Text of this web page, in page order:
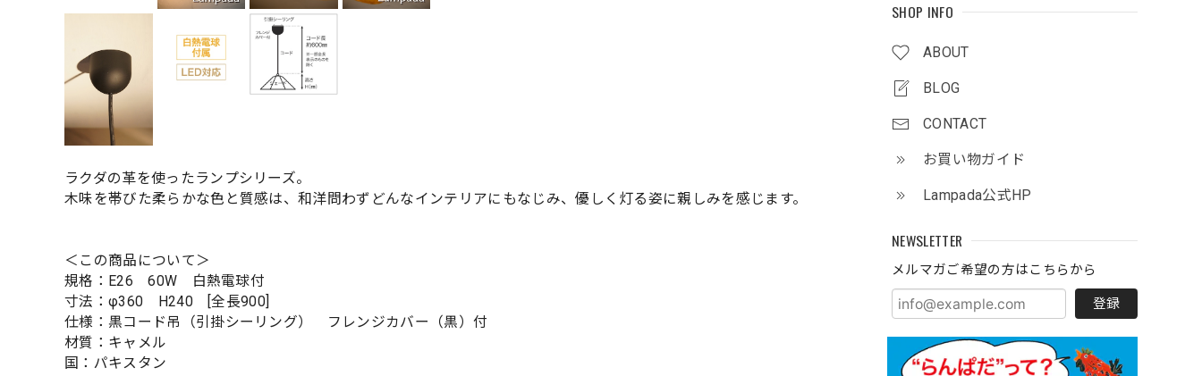
SHOP INFO
ABOUT
BLOG
CONTACT
お買い物ガイド
Lampada公式HP
NEWSLETTER
メルマガご希望の方はこちらから
登録
ラクダの革を使ったランプシリーズ。
木味を帯びた柔らかな色と質感は、和洋問わずどんなインテリアにもなじみ、優しく灯る姿に親しみを感じます。
＜この商品について＞
規格：E26 60W 白熱電球付
寸法：φ360 H240 [全長900]
仕様：黒コード吊（引掛シーリング） フレンジカバー（黒）付
材質：キャメル
国：パキスタン